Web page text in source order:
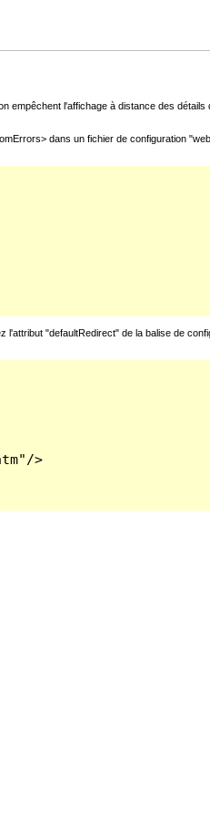
l'affichage à distance des
dans un fichier de configuration
"defaultRedirect" de la balise de
>